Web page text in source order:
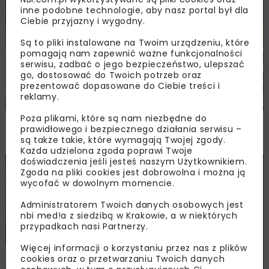
INŻ. BEZWYKOPOWA WOD-KAN RAPORTY INWESTYCJE
Rury GRP – produkt doceniany
przez doświadczonych inżynierów
INŻ. BEZWYKOPOWA WOD-KAN ARCHIWUM NBI RAPORTY
inne podobne technologie, aby nasz portal był dla
Ciebie przyjazny i wygodny.
Są to pliki instalowane na Twoim urządzeniu, które
pomagają nam zapewnić ważne funkcjonalności
serwisu, zadbać o jego bezpieczeństwo, ulepszać
go, dostosować do Twoich potrzeb oraz
prezentować dopasowane do Ciebie treści i
reklamy.
Poza plikami, które są nam niezbędne do
prawidłowego i bezpiecznego działania serwisu –
są także takie, które wymagają Twojej zgody.
Każda udzielona zgoda poprawi Twoje
doświadczenia jeśli jesteś naszym Użytkownikiem.
Zgoda na pliki cookies jest dobrowolna i można ją
wycofać w dowolnym momencie.
Administratorem Twoich danych osobowych jest
nbi med!a z siedzibą w Krakowie, a w niektórych
przypadkach nasi Partnerzy.
Więcej informacji o korzystaniu przez nas z plików
cookies oraz o przetwarzaniu Twoich danych